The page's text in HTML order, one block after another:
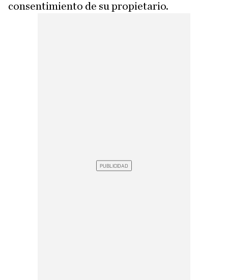
consentimiento de su propietario.